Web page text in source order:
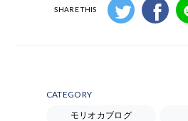
SHARE THIS
CATEGORY
モリオカブログ